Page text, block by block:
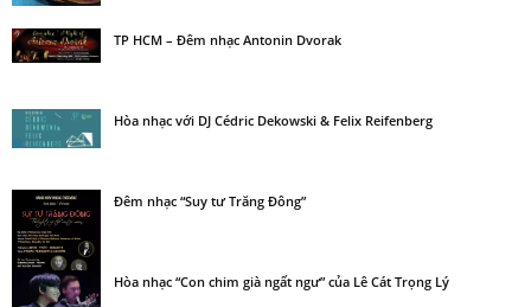
TP HCM – Đêm nhạc Antonin Dvorak
Hòa nhạc với DJ Cédric Dekowski & Felix Reifenberg
Đêm nhạc “Suy tư Trăng Đông”
Hòa nhạc “Con chim già ngất ngư” của Lê Cát Trọng Lý